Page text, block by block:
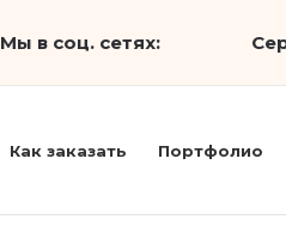
Мы в соц. сетях:
Как заказать Портфолио